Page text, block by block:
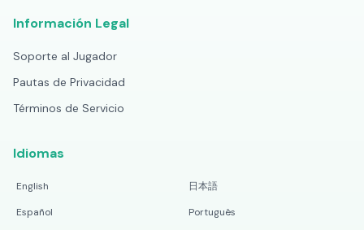
Información Legal
Soporte al Jugador
Pautas de Privacidad
Términos de Servicio
Idiomas
English
日本語
Español
Português